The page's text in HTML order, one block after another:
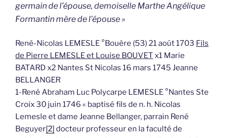
germain de l’épouse, demoiselle Marthe Angélique
Formantin mère de l’épouse »
René-Nicolas LEMESLE °Bouère (53) 21 août 1703 Fils
de Pierre LEMESLE et Louise BOUVET x1 Marie
BATARD x2 Nantes St Nicolas 16 mars 1745 Jeanne
BELLANGER
1-René Abraham Luc Polycarpe LEMESLE °Nantes Ste
Croix 30 juin 1746 « baptisé fils de n. h. Nicolas
Lemesle et dame Jeanne Bellanger, parrain René
Beguyer[2] docteur professeur en la faculté de